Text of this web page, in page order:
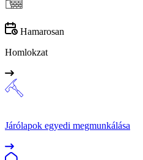
Hamarosan
Homlokzat
Járólapok egyedi megmunkálása